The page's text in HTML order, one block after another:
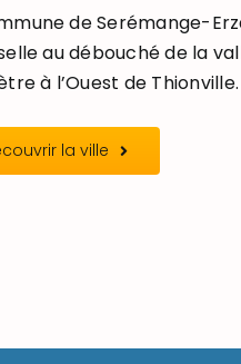
de Serémange-
au débouché de la
à l’Ouest de Thionville.
la ville